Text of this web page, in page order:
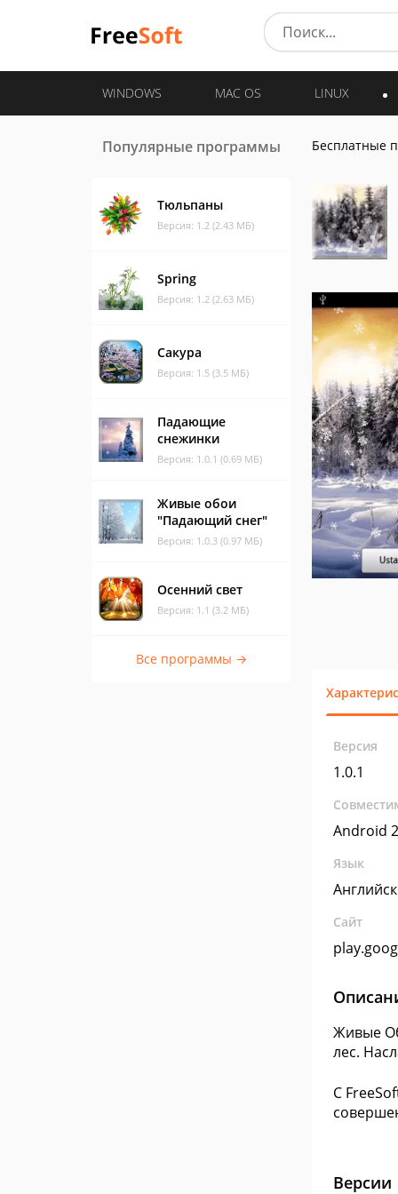
WINDOWS MAC OS LINUX
Популярные программы
Тюльпаны
Версия: 1.2 (2.43 МБ)
Spring
Версия: 1.2 (2.63 МБ)
Сакура
Версия: 1.5 (3.5 МБ)
Падающие
снежинки
Версия: 1.0.1 (0.69 МБ)
Живые обои
"Падающий снег"
Версия: 1.0.3 (0.97 МБ)
Осенний свет
Версия: 1.1 (3.2 МБ)
Все программы →
Бесплатные
Версия
1.0.1
Android
Язык
Сайт
Живые
лес.
С
Версии